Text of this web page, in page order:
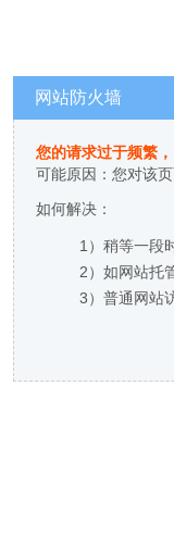
网站防火墙
您的请求过于频繁
可能原因：您对该
如何解决：
1）稍等一段
2）如网站托
3）普通网站